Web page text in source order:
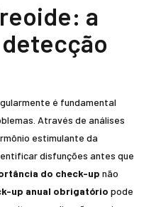
a
detecção
é fundamental
Através de análises
estimulante da
disfunções antes que
do check-up não
up anual obrigatório pode